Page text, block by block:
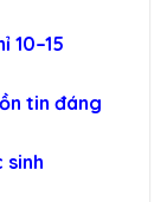
10–15
tin đáng
sinh